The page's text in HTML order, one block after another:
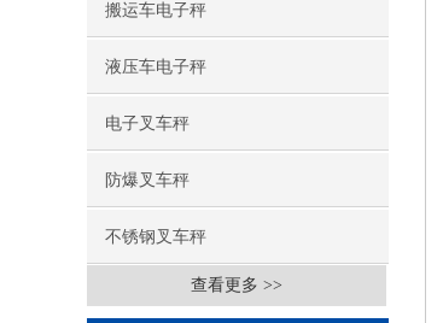
搬运车电子秤
液压车电子秤
电子叉车秤
防爆叉车秤
不锈钢叉车秤
查看更多 >>